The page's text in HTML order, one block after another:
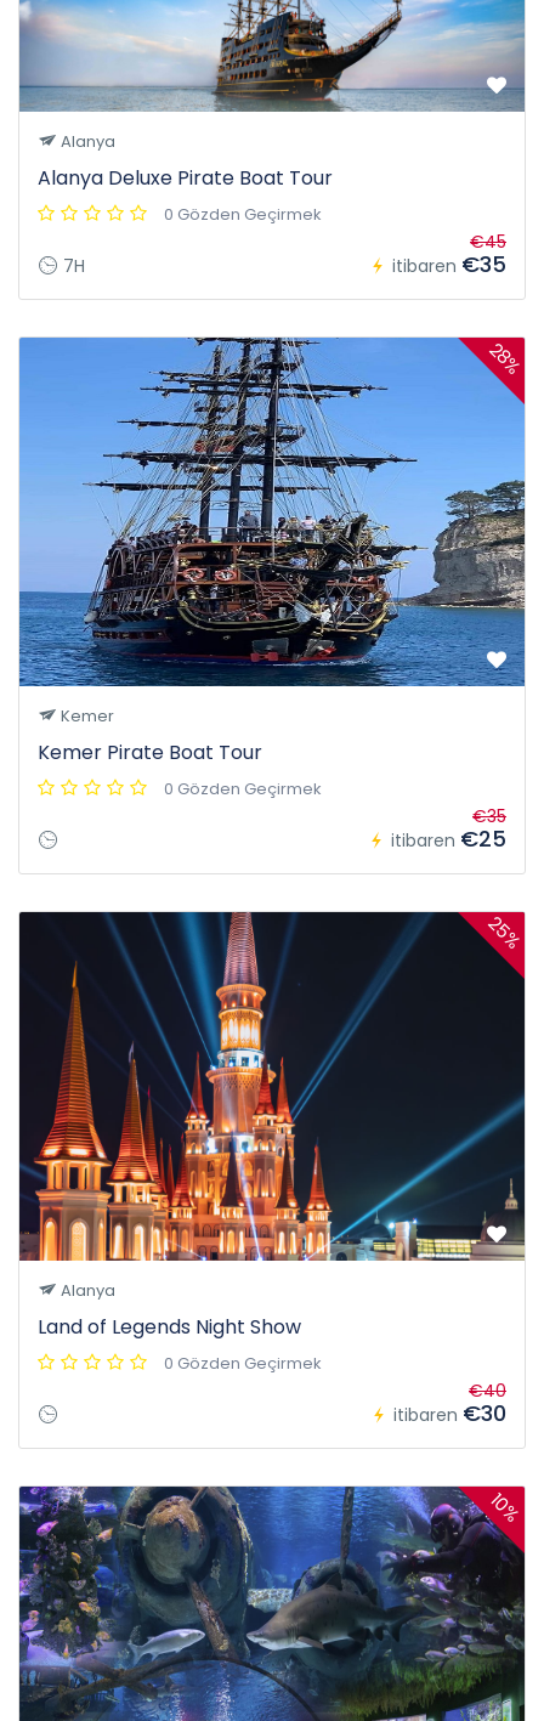
Alanya
Alanya Deluxe Pirate Boat Tour
0 Gözden Geçirmek
7H itibaren
€45
€35
28%
Kemer
Kemer Pirate Boat Tour
0 Gözden Geçirmek
itibaren
€35
€25
25%
Alanya
Land of Legends Night Show
0 Gözden Geçirmek
itibaren
€40
€30
10%